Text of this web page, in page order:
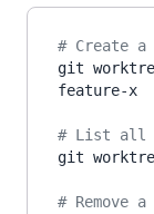
# Create a
git
feature-x
# List all
git
# Remove